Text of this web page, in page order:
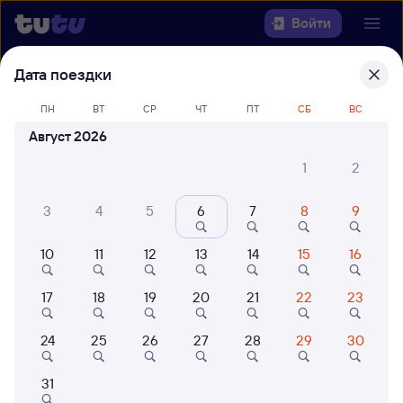
Войти
Выберите день, чтобы найти
билеты Санкт-Петербург —
Новосибирск
42 млн путешествуют с
Дата поездки
ПН ВТ СР ЧТ ПТ СБ ВС
Август 2026
1
2
3 4 5 6 7 8 9
10 11 12 13 14 15 16
17 18 19 20 21 22 23
24 25 26 27 28 29 30
31